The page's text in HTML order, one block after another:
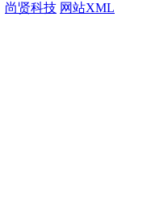
尚贤科技 网站XML